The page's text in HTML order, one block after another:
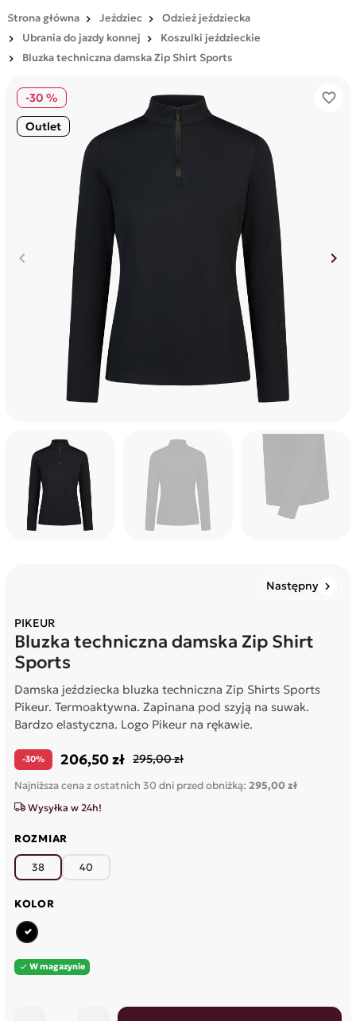
Strona główna Jeździec
Odzież jeździecka
Ubrania do jazdy konnej
Koszulki jeździeckie
Bluzka techniczna damska Zip Shirt Sports
-30 %
Outlet
favorite_border
Poprzedni
keyboard_arrow_left keyboard_arrow_right
Następny chevron_right
PIKEUR
Bluzka techniczna damska Zip Shirt
Sports
Damska jeździecka bluzka techniczna Zip Shirts Sports
Pikeur. Termoaktywna. Zapinana pod szyją na suwak.
Bardzo elastyczna. Logo Pikeur na rękawie.
-30% 206,50 zł 295,00 zł
Najniższa cena z ostatnich 30 dni przed obniżką: 295,00 zł
Wysyłka w 24h!
ROZMIAR
38 40
KOLOR
czarny
 W magazynie